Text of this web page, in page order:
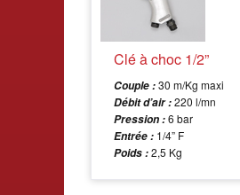
Clé à choc 1/2”
Couple :30 m/Kg maxi
Débit d’air :220 l/mn
Pression :6 bar
Entrée : 1/4” F
Poids :2,5 Kg